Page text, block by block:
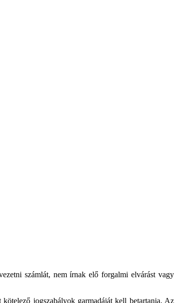
számlát, nem írnak elő forgalmi elvárást vagy
jogszabályok garmadáját kell betartania. Az